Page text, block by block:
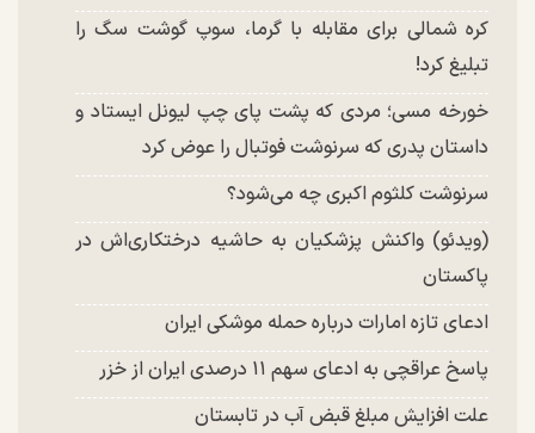
کره شمالی برای مقابله با گرما، سوپ گوشت سگ را
تبلیغ کرد!
خورخه مسی؛ مردی که پشت پای چپ لیونل ایستاد و
داستان پدری که سرنوشت فوتبال را عوض کرد
سرنوشت کلثوم اکبری چه می‌شود؟
(ویدئو) واکنش پزشکیان به حاشیه درختکاری‌اش در
پاکستان
ادعای تازه امارات درباره حمله موشکی ایران
پاسخ عراقچی به ادعای سهم ۱۱ درصدی ایران از خزر
علت افزایش مبلغ قبض آب در تابستان